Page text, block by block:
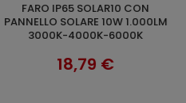
AGGIUNGI AL CARRELLO
FARO IP65 SOLAR10 CON
PANNELLO SOLARE 10W 1.000LM
3000K-4000K-6000K
18,79 €